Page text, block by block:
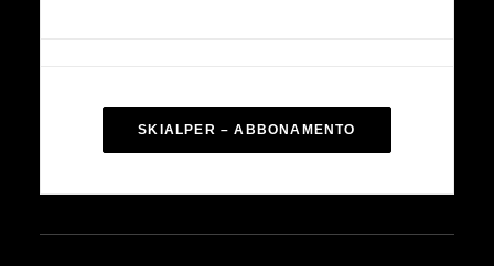
SKIALPER – ABBONAMENTO